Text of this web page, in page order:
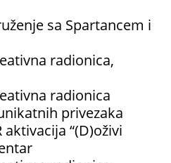
sa Spartancem i
radionica,
radionica
privezaka
aktivacija “(D)oživi